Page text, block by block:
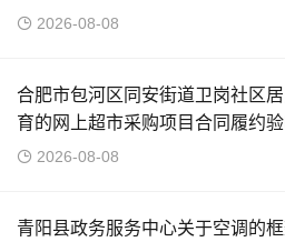
2026-08-08
合肥市包河区同安街道卫岗社区
育的网上超市采购项目合同履约
2026-08-08
青阳县政务服务中心关于空调的